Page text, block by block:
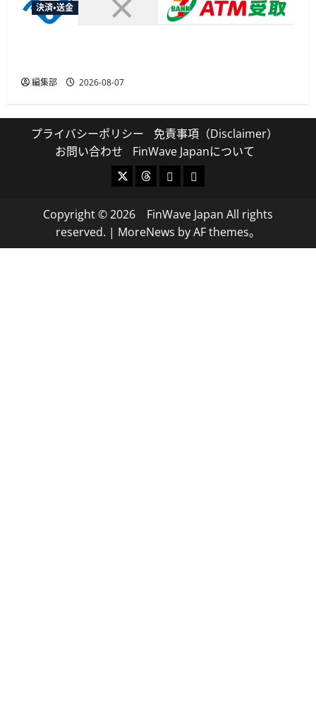
決済・送金
編集部 2026-08-07
プライバシーポリシー
免責事項（Disclaimer）
お問い合わせ
FinWave Japanについて
X ThreadsBlueskyMastodon
Copyright © 2026 FinWave Japan All rights
reserved. | MoreNews by AF themes。